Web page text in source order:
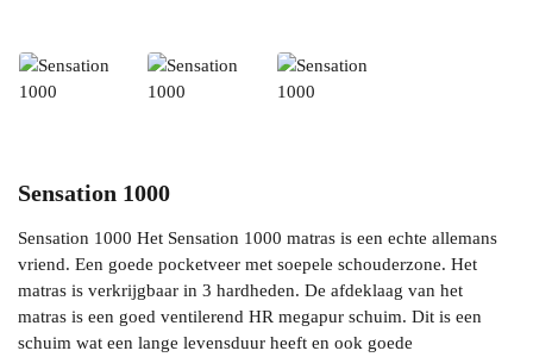
Sensation 1000
Sensation 1000 Het Sensation 1000 matras is een echte allemans
vriend. Een goede pocketveer met soepele schouderzone. Het
matras is verkrijgbaar in 3 hardheden. De afdeklaag van het
matras is een goed ventilerend HR megapur schuim. Dit is een
schuim wat een lange levensduur heeft en ook goede